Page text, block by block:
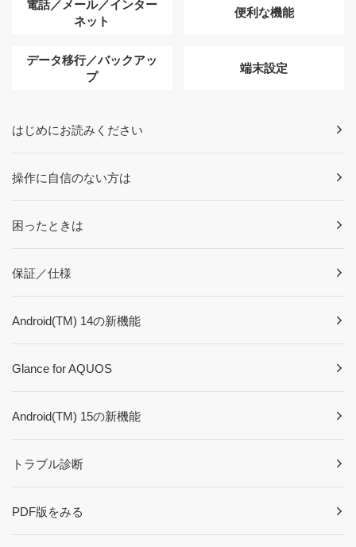
電話／メール／インター
ネット
便利な機能
データ移行／バックアッ
プ
端末設定
はじめにお読みください
操作に自信のない方は
困ったときは
保証／仕様
Android(TM) 14の新機能
Glance for AQUOS
Android(TM) 15の新機能
トラブル診断
PDF版をみる